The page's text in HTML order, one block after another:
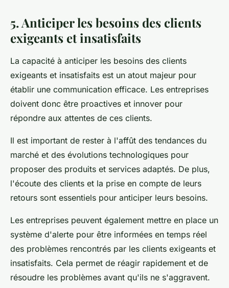
5. Anticiper les besoins des clients
exigeants et insatisfaits
La capacité à anticiper les besoins des clients
exigeants et insatisfaits est un atout majeur pour
établir une communication efficace. Les entreprises
doivent donc être proactives et innover pour
répondre aux attentes de ces clients.
Il est important de rester à l'affût des tendances du
marché et des évolutions technologiques pour
proposer des produits et services adaptés. De plus,
l'écoute des clients et la prise en compte de leurs
retours sont essentiels pour anticiper leurs besoins.
Les entreprises peuvent également mettre en place un
système d'alerte pour être informées en temps réel
des problèmes rencontrés par les clients exigeants et
insatisfaits. Cela permet de réagir rapidement et de
résoudre les problèmes avant qu'ils ne s'aggravent.